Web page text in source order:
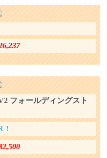
フォールディングスト